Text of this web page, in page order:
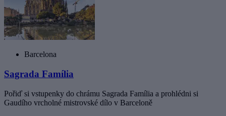
Barcelona
Sagrada Família
Pořiď si vstupenky do chrámu Sagrada Família a prohlédni si
Gaudího vrcholné mistrovské dílo v Barceloně